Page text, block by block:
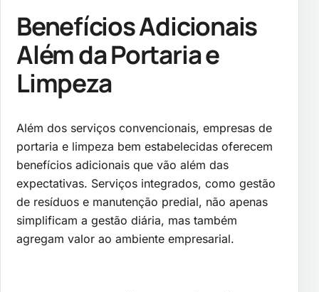
Benefícios Adicionais
Além da Portaria e
Limpeza
Além dos serviços convencionais, empresas de
portaria e limpeza bem estabelecidas oferecem
benefícios adicionais que vão além das
expectativas. Serviços integrados, como gestão
de resíduos e manutenção predial, não apenas
simplificam a gestão diária, mas também
agregam valor ao ambiente empresarial.